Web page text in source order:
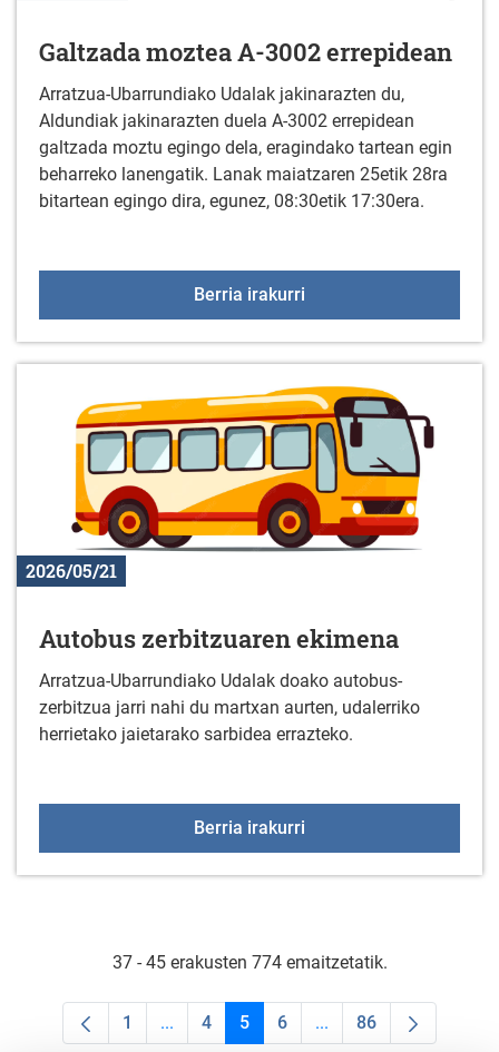
Galtzada moztea A-3002 errepidean
Arratzua-Ubarrundiako Udalak jakinarazten du,
Aldundiak jakinarazten duela A-3002 errepidean
galtzada moztu egingo dela, eragindako tartean egin
beharreko lanengatik. Lanak maiatzaren 25etik 28ra
bitartean egingo dira, egunez, 08:30etik 17:30era.
Berria irakurri
2026/05/21
Autobus zerbitzuaren ekimena
Arratzua-Ubarrundiako Udalak doako autobus-
zerbitzua jarri nahi du martxan aurten, udalerriko
herrietako jaietarako sarbidea errazteko.
Berria irakurri
37 - 45 erakusten 774 emaitzetatik.
Orrialdea
1 ...Intermediate Pages Use TAB to navigate.
Orrialdea
4 Orrialdea
5 Orrialdea
6 ...Intermediate Pages
Orrialdea
86